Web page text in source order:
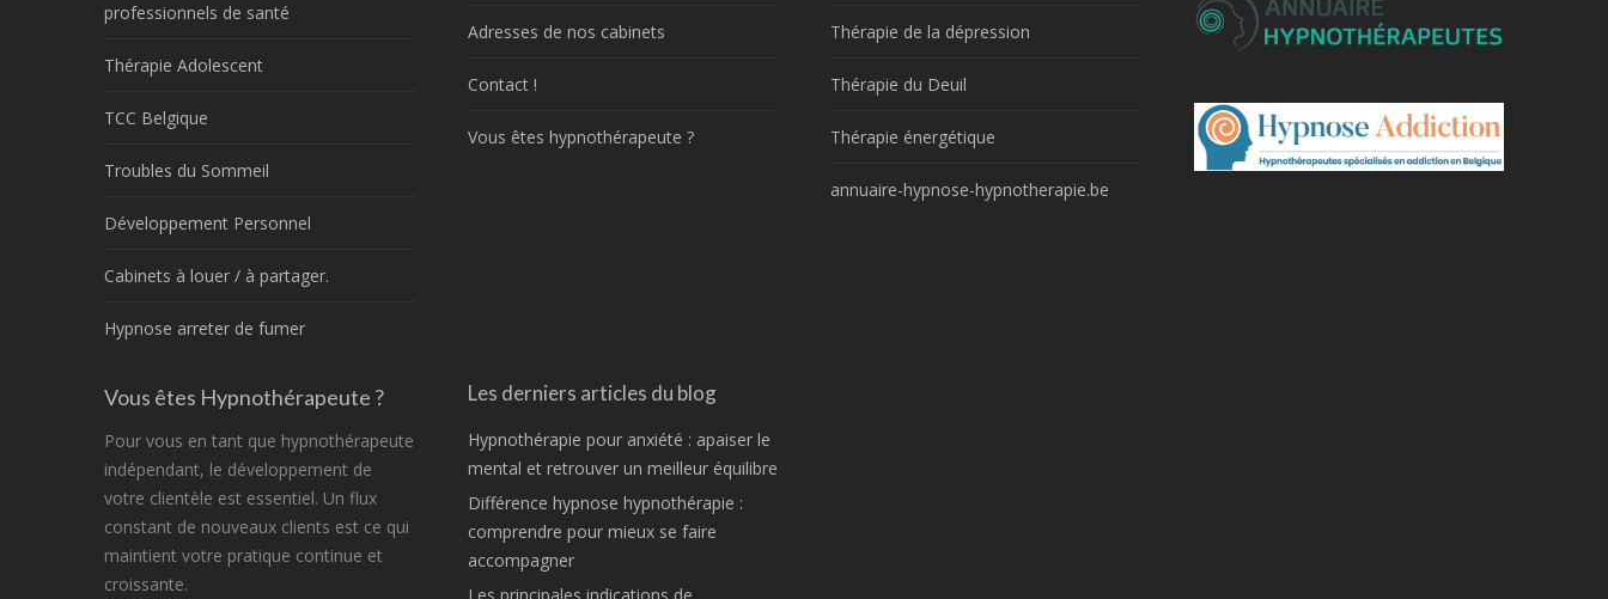
professionnels de santé
Thérapie Adolescent
TCC Belgique
Troubles du Sommeil
Développement Personnel
Cabinets à louer / à partager.
Hypnose arreter de fumer
Adresses de nos cabinets
Contact !
Vous êtes hypnothérapeute ?
Thérapie de la dépression
Thérapie du Deuil
Thérapie énergétique
annuaire-hypnose-hypnotherapie.be
Vous êtes Hypnothérapeute ?
Pour vous en tant que hypnothérapeute
indépendant, le développement de
votre clientèle est essentiel. Un flux
constant de nouveaux clients est ce qui
maintient votre pratique continue et
croissante.
Les derniers articles du blog
Hypnothérapie pour anxiété : apaiser le
mental et retrouver un meilleur équilibre
Différence hypnose hypnothérapie :
comprendre pour mieux se faire
accompagner